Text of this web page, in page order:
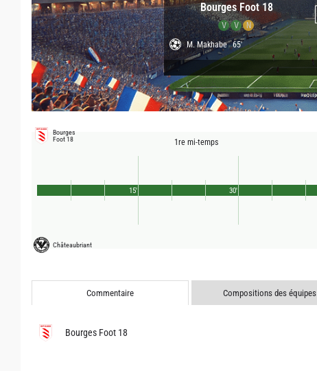
Bourges Foot 18
V V N
M. Makhabe 65'
Bourges
Foot 18
1re mi-temps
Châteaubriant
15' 30'
Commentaire Compositions des équipes
Bourges Foot 18